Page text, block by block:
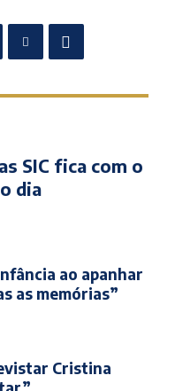
SIC fica com o
dia
ao apanhar
as memórias”
Cristina